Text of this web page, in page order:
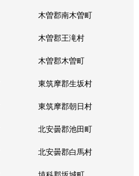
木曽郡南木曽町
木曽郡王滝村
木曽郡木曽町
東筑摩郡生坂村
東筑摩郡朝日村
北安曇郡池田町
北安曇郡白馬村